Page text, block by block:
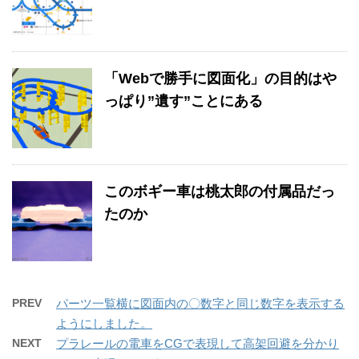
「Webで勝手に図面化」の目的はや
っぱり”遺す”ことにある
このボギー車は桃太郎の付属品だっ
たのか
PREV
パーツ一覧横に図面内の〇数字と同じ数字を表示する
ようにしました。
NEXT
プラレールの電車をCGで表現して高架回避を分かり